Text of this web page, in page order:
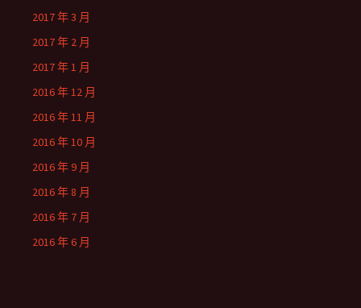
2017 年 3 月
2017 年 2 月
2017 年 1 月
2016 年 12 月
2016 年 11 月
2016 年 10 月
2016 年 9 月
2016 年 8 月
2016 年 7 月
2016 年 6 月